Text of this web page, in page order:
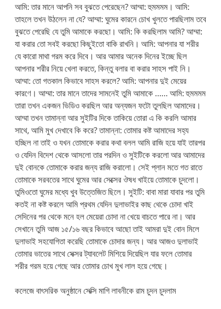
আমি: তার মানে আপনি সব বুঝতে পেরেছেন? আম্মা: হুমমমম। আমি:
তাহলে তখন উঠলেন না যে? আম্মা: ঘুমের কারনে চোখ খুলতে পারছিলাম তবে
বুঝতে পেরেছি যে তুমি আমাকে করছো। আমি: কি করছিলাম আমি? আম্মা:
যা করার তো সবই করছো কিছুইতো বাকি রাখনি। আমি: আপনার যা শরীর
যে কারো মাথা গরম করে দিবে। আর আমার অনেক দিনের ইচ্ছে ছিল
আপনার শরীর নিয়ে খেলা করতে, কিন্তু বলার বা করার সাহস পাই নি।
আম্মা: তো গতকাল কিভাবে সাহস করলে? আমি: আপনার দুই মেয়ের
কারণে। আম্মা: তার মানে তাদের সামনেই তুমি আমাকে …… আমি: হুমমমম
তারা তখন একজন ভিডিও করছিল আর অন্যজন ফটো তুলছিল আমাদের।
আম্মা তখন তামান্না আর সুইটির দিকে তাকিয়ে তোরা এ কি করলি আমার
সাথে, আমি মুখ দেখাবে কি করে? তামান্না: তোমার কষ্ট আমাদের সহ্য
হচ্ছিল না তাই ও যখন তোমাকে করার কথা বলল আমি রাজি হয়ে যাই তারপর
ও যেদিন বিদেশ থেকে আসলো তার পরদিন ও সুইটিকে করলো আর আমাদের
দুই বোনকে তোমাকে করার জন্য রাজি করালো। সেই প্লান মতে গত রাতে
তোমাকে সরবতের সাথে ঘুমের আর সেক্সের ঔষধ খাইয়ে তোমাকে চুদলো।
তুমিওতো ঘুমের মধ্যে খুব উত্তেজিত ছিলে। সুইটি: বাবা মারা যাবার পর তুমি
কতই না কষ্ট করলে আমি প্রথম যেদিন দুলাভাইর কাছ থেকে চোদা খাই
সেদিনের পর থেকে মনে হল মেয়েরা চোদা না খেয়ে বাচতে পারে না। আর
সেখানে তুমি আজ ১৫/১৬ বছর কিভাবে আছো তাই আমরা দুই বোন মিলে
দুলাভাই সহযোগিতা করেছি তোমাকে চোদার জন্য। আর আজও দুলাভাই
তোমার ভাতের সাথে সেক্সর ট্যাবলেট মিশিয়ে দিয়েছিল যার ফলে তোমার
শরীর গরম হয়ে গেছে আর তোমার চোখ মুখ লাল হয়ে গেছে।
কলেজে বাৎসরিক অনুষ্ঠানে সেক্সি মাগি লাবনীকে রাম চুদন চুদলাম